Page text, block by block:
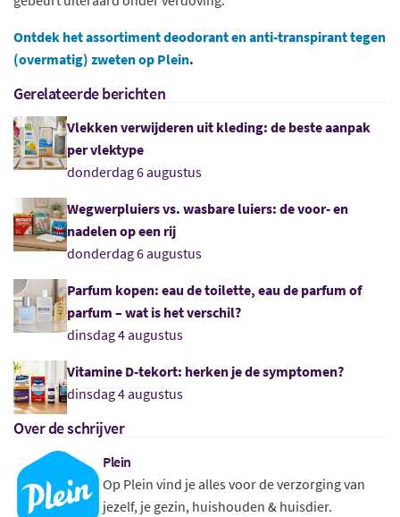
Ontdek het assortiment deodorant en anti-transpirant tegen
(overmatig) zweten op Plein.
Gerelateerde berichten
Vlekken verwijderen uit kleding: de beste aanpak
per vlektype
donderdag 6 augustus
Wegwerpluiers vs. wasbare luiers: de voor- en
nadelen op een rij
donderdag 6 augustus
Parfum kopen: eau de toilette, eau de parfum of
parfum – wat is het verschil?
dinsdag 4 augustus
Vitamine D-tekort: herken je de symptomen?
dinsdag 4 augustus
Over de schrijver
Plein
Op Plein vind je alles voor de verzorging van
jezelf, je gezin, huishouden & huisdier.